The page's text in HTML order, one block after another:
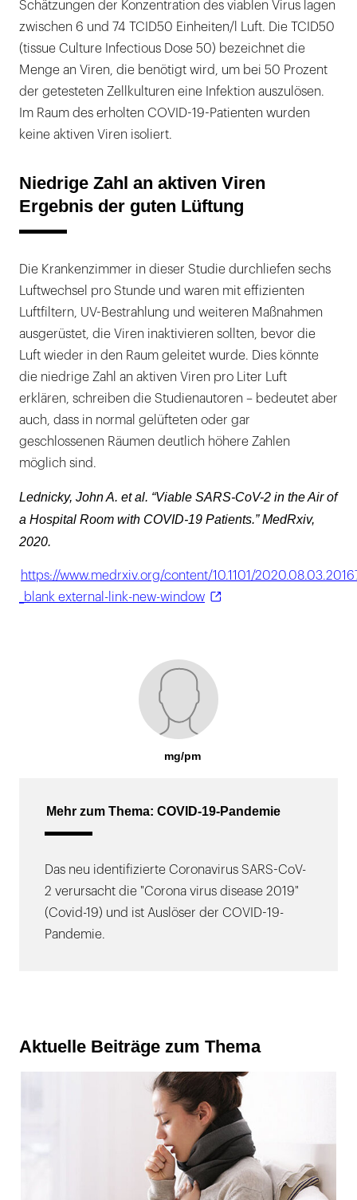
Schätzungen der Konzentration des viablen Virus lagen
zwischen 6 und 74 TCID50 Einheiten/l Luft. Die TCID50
(tissue Culture Infectious Dose 50) bezeichnet die
Menge an Viren, die benötigt wird, um bei 50 Prozent
der getesteten Zellkulturen eine Infektion auszulösen.
Im Raum des erholten COVID-19-Patienten wurden
keine aktiven Viren isoliert.
Niedrige Zahl an aktiven Viren
Ergebnis der guten Lüftung
Die Krankenzimmer in dieser Studie durchliefen sechs
Luftwechsel pro Stunde und waren mit effizienten
Luftfiltern, UV-Bestrahlung und weiteren Maßnahmen
ausgerüstet, die Viren inaktivieren sollten, bevor die
Luft wieder in den Raum geleitet wurde. Dies könnte
die niedrige Zahl an aktiven Viren pro Liter Luft
erklären, schreiben die Studienautoren – bedeutet aber
auch, dass in normal gelüfteten oder gar
geschlossenen Räumen deutlich höhere Zahlen
möglich sind.
Lednicky, John A. et al. “Viable SARS-CoV-2 in the Air of
a Hospital Room with COVID-19 Patients.” MedRxiv,
2020.
https://www.medrxiv.org/content/10.1101/
_blank external-link-new-window
mg/pm
Mehr zum Thema: COVID-19-Pandemie
Das neu identifizierte Coronavirus SARS-CoV-
2 verursacht die "Corona virus disease 2019"
(Covid-19) und ist Auslöser der COVID-19-
Pandemie.
Aktuelle Beiträge zum Thema